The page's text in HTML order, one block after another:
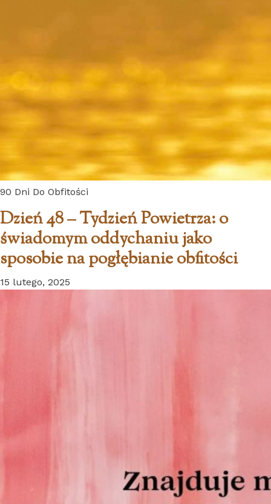
90 Dni Do Obfitości
Dzień 48 – Tydzień Powietrza: o
świadomym oddychaniu jako
sposobie na pogłębianie obfitości
15 lutego, 2025